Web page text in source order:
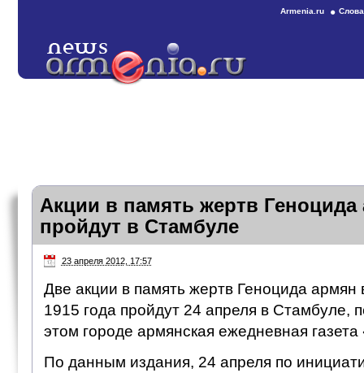
Armenia.ru
Акции в память жертв Геноцида
пройдут в Стамбуле
23 апреля 2012, 17:57
Две акции в память жертв Геноцида
1915 года пройдут 24 апреля в Стамбуле,
этом городе армянская ежедневная
По данным издания, 24 апреля по